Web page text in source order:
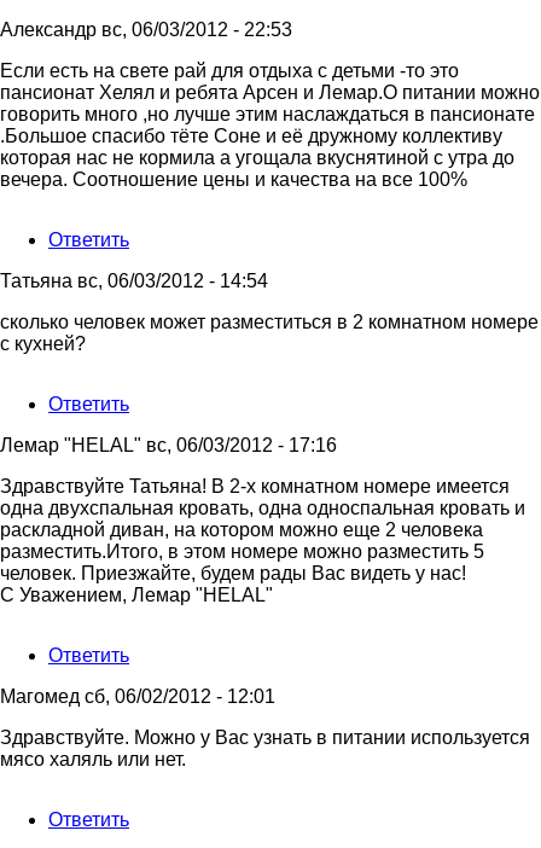
Александр вс, 06/03/2012 - 22:53
Если есть на свете рай для отдыха с детьми -то это
пансионат Хелял и ребята Арсен и Лемар.О питании можно
говорить много ,но лучше этим наслаждаться в пансионате
.Большое спасибо тёте Соне и её дружному коллективу
которая нас не кормила а угощала вкуснятиной с утра до
вечера. Соотношение цены и качества на все 100%
Ответить
Татьяна вс, 06/03/2012 - 14:54
сколько человек может разместиться в 2 комнатном номере
с кухней?
Ответить
Лемар "HELAL" вс, 06/03/2012 - 17:16
Ответ
на
сколько
человек
может
от
Здравствуйте Татьяна! В 2-х комнатном номере имеется
одна двухспальная кровать, одна односпальная кровать и
раскладной диван, на котором можно еще 2 человека
разместить.Итого, в этом номере можно разместить 5
человек. Приезжайте, будем рады Вас видеть у нас!
С Уважением, Лемар "HELAL"
Ответить
Магомед сб, 06/02/2012 - 12:01
Здравствуйте. Можно у Вас узнать в питании используется
мясо халяль или нет.
Ответить